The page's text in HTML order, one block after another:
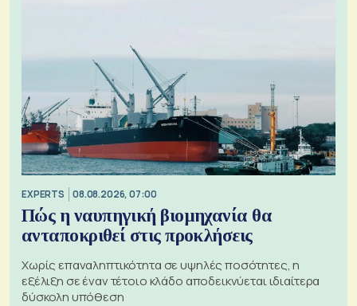
EXPERTS 08.08.2026, 07:00
Πώς η ναυπηγική βιομηχανία θα
ανταποκριθεί στις προκλήσεις
Χωρίς επαναληπτικότητα σε υψηλές ποσότητες, η
εξέλιξη σε έναν τέτοιο κλάδο αποδεικνύεται ιδιαίτερα
δύσκολη υπόθεση